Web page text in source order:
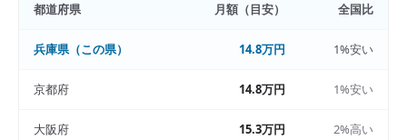
都道府県 月額（目安） 全国比
兵庫県（この県） 14.8万円 1%安い
京都府 14.8万円 1%安い
大阪府 15.3万円 2%高い